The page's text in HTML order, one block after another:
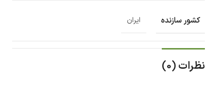
کشور سازنده ایران
نظرات (0)